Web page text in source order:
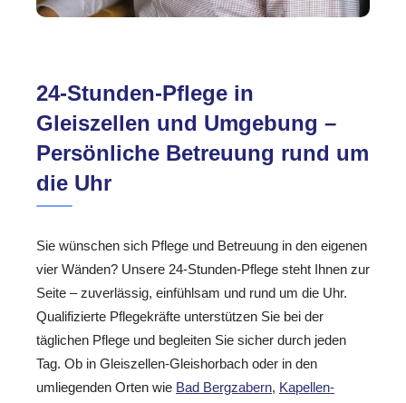
24-Stunden-Pflege in
Gleiszellen und Umgebung –
Persönliche Betreuung rund um
die Uhr
Sie wünschen sich Pflege und Betreuung in den eigenen
vier Wänden? Unsere 24-Stunden-Pflege steht Ihnen zur
Seite – zuverlässig, einfühlsam und rund um die Uhr.
Qualifizierte Pflegekräfte unterstützen Sie bei der
täglichen Pflege und begleiten Sie sicher durch jeden
Tag. Ob in Gleiszellen-Gleishorbach oder in den
umliegenden Orten wie Bad Bergzabern, Kapellen-